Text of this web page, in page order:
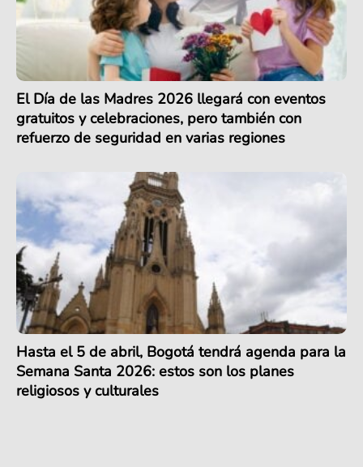
El Día de las Madres 2026 llegará con eventos
gratuitos y celebraciones, pero también con
refuerzo de seguridad en varias regiones
Hasta el 5 de abril, Bogotá tendrá agenda para la
Semana Santa 2026: estos son los planes
religiosos y culturales